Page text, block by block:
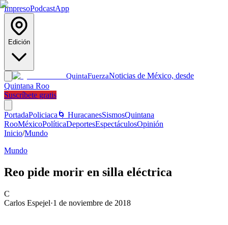
ImpresoPodcastApp
Edición
QuintaFuerzaNoticias de México, desde
Quintana Roo
Suscríbete gratis
PortadaPoliciaca 🌀 HuracanesSismosQuintana
RooMéxicoPolíticaDeportesEspectáculosOpinión
Inicio/Mundo
Mundo
Reo pide morir en silla eléctrica
C
Carlos Espejel·1 de noviembre de 2018